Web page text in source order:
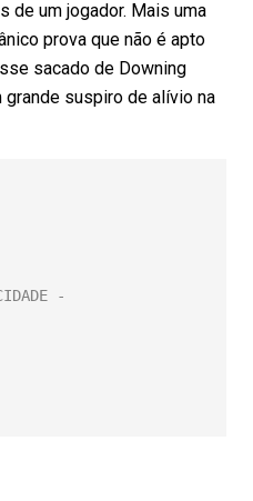
de um jogador. Mais uma
prova que não é apto
sacado de Downing
grande suspiro de alívio na